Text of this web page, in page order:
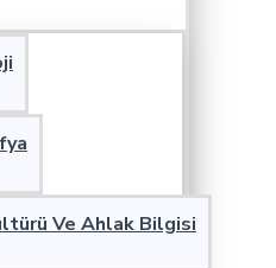
Ve Ahlak Bilgisi